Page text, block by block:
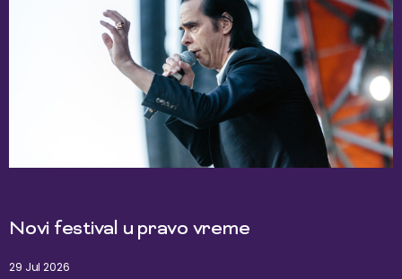
Novi festival u pravo vreme
29 Jul 2026